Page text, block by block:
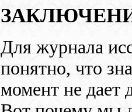
Для журнала
понятно, что
момент не дает